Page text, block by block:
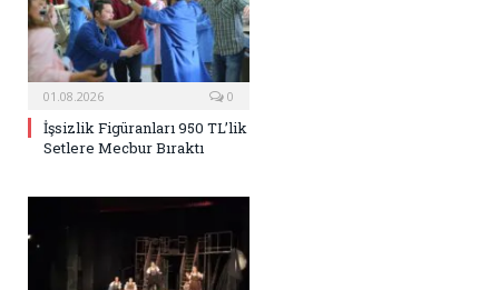
01.08.2026 0
İşsizlik Figüranları 950 TL’lik
Setlere Mecbur Bıraktı